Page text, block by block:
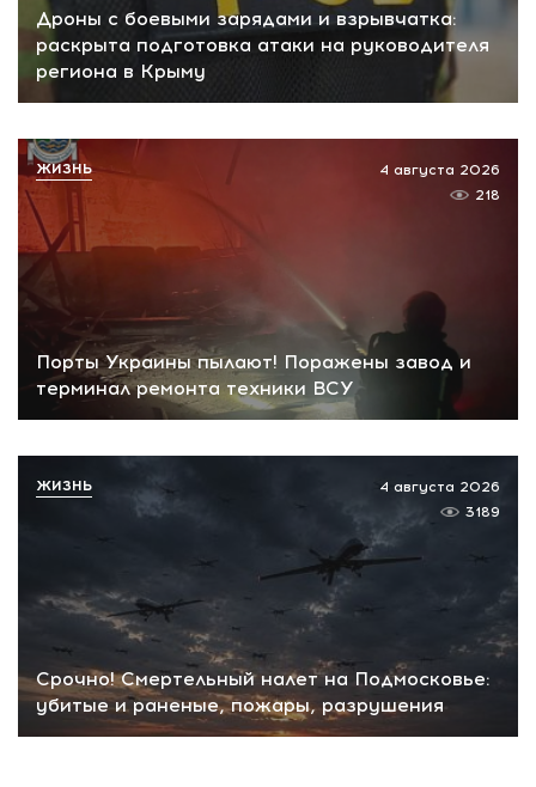
Дроны с боевыми зарядами и взрывчатка:
раскрыта подготовка атаки на руководителя
региона в Крыму
Порты Украины пылают! Поражены завод и
терминал ремонта техники ВСУ
4 августа 2026
218
ЖИЗНЬ
Срочно! Смертельный налет на Подмосковье:
убитые и раненые, пожары, разрушения
4 августа 2026
3189
ЖИЗНЬ